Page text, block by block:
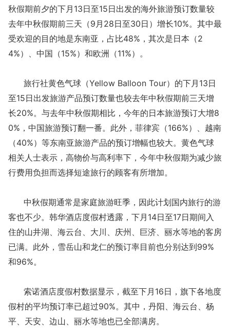
秋假期前夕的下月13日至15日出发的海外旅游预订数量较
去年中秋假期前三天（9月28日至30日）增长10%。其中最
受欢迎的目的地是东南亚，占比48%，其次是日本（2
4%）、中国（15%）和欧洲（11%）。
旅行社黄色气球（Yellow Balloon Tour）的下月13日
至15日出发旅游产品预订数量也较去年中秋假期前三天增
长20%。与去年中秋假期相比，今年的日本旅游预订大增8
0%，中国旅游预订翻一番。此外，菲律宾（166%）、越南
（40%）等东南亚旅游产品的预订增幅也较大。黄色气球
相关人士表示，高物价与高利率下，今年中秋假期为减少旅
行费用负担而选择短途旅行的顾客有所增加。
中秋假期通常是家庭旅游旺季，因此计划国内旅行的游
客也不少。韩华酒店度假村透露，下月14日至17日期间入
住的山井湖、海云台、大川、庆州、巨济、丽水等地的客房
已满。此外，雪岳山和龙仁的预订率目前也分别达到99%
和96%。
索诺酒店度假村数据显示，截至下月16日，旗下各地度
假村的平均预订率已超过90%。其中，丹阳、海云台、杨
平、天安、边山、丽水等地也已全部满房。